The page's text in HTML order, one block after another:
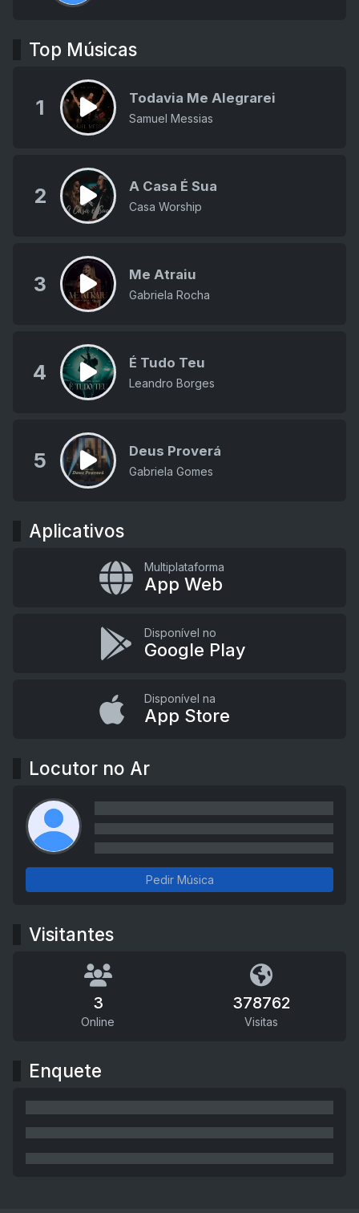
Top Músicas
1 Todavia Me Alegrarei
Samuel Messias
2 A Casa É Sua
Casa Worship
3 Me Atraiu
Gabriela Rocha
4 É Tudo Teu
Leandro Borges
5 Deus Proverá
Gabriela Gomes
Aplicativos
Multiplataforma
App Web
Disponível no
Google Play
Disponível na
App Store
Locutor no Ar
Pedir Música
Visitantes
3
Online
378762
Visitas
Enquete